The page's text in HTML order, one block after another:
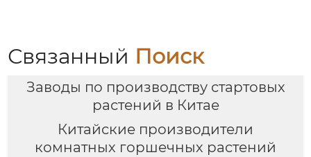
Связанный Поиск
Заводы по производству стартовых
растений в Китае
Китайские производители
комнатных горшечных растений